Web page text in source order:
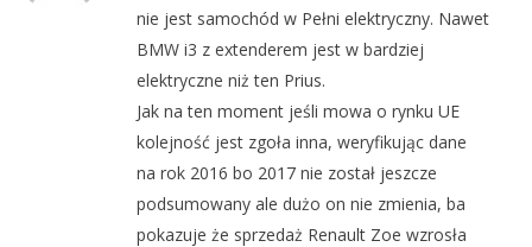
nie jest samochód w Pełni elektryczny. Nawet
BMW i3 z extenderem jest w bardziej
elektryczne niż ten Prius.
Jak na ten moment jeśli mowa o rynku UE
kolejność jest zgoła inna, weryfikując dane
na rok 2016 bo 2017 nie został jeszcze
podsumowany ale dużo on nie zmienia, ba
pokazuje że sprzedaż Renault Zoe wzrosła